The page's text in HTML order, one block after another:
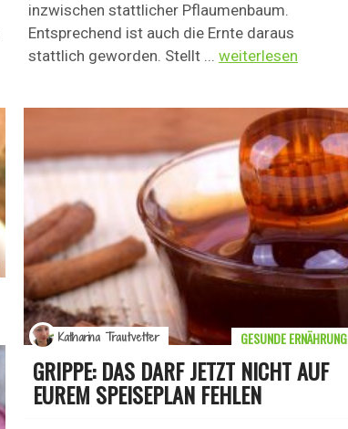
inzwischen stattlicher Pflaumenbaum.
Entsprechend ist auch die Ernte daraus
stattlich geworden. Stellt ... weiterlesen
GRIPPE: DAS DARF JETZT NICHT AUF
EUREM SPEISEPLAN FEHLEN
GESUNDE ERNÄHRUNG
Katharina Trautvetter